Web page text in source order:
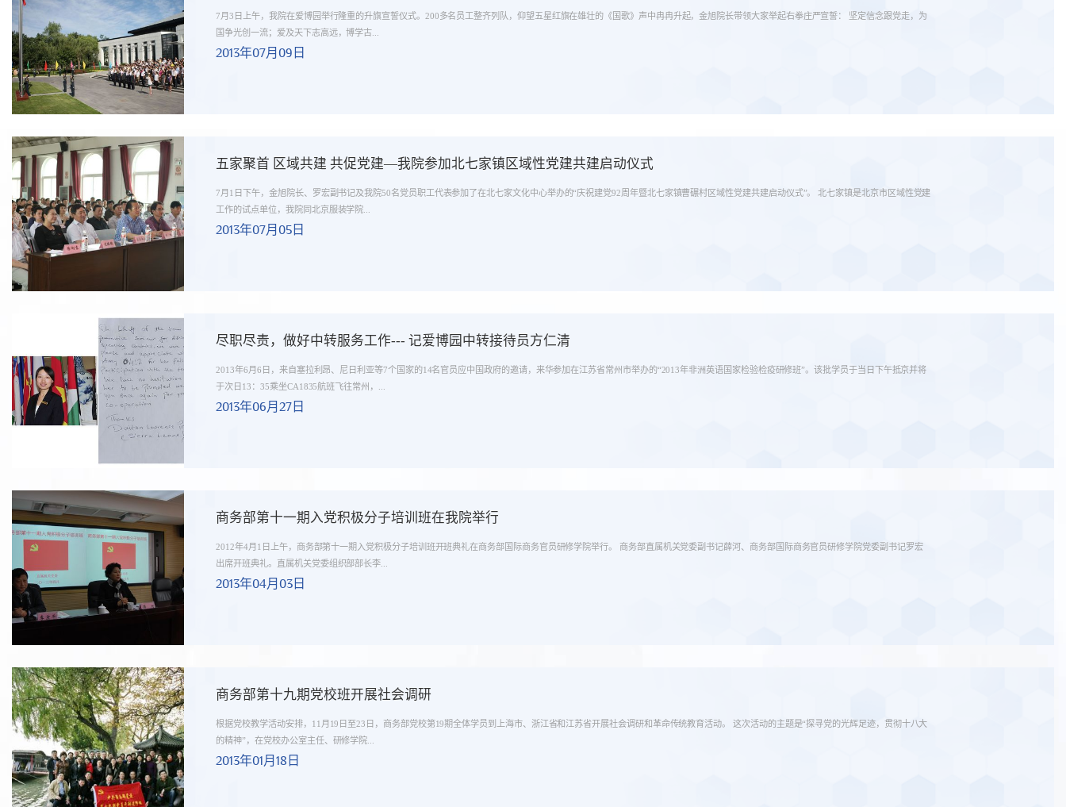
7月3日上午，我院在爱博园举行隆重的升旗宣誓仪式。200多名员工整齐列队，仰望五星红旗在雄壮的《国歌》声中冉冉升起，金旭院长带领大家举起右拳庄严宣誓： 坚定信念跟党走，为
国争光创一流；爱及天下志高远，博学古...
2013年07月09日
五家聚首 区域共建 共促党建—我院参加北七家镇区域性党建共建启动仪式
7月1日下午，金旭院长、罗宏副书记及我院50名党员职工代表参加了在北七家文化中心举办的“庆祝建党92周年暨北七家镇曹碾村区域性党建共建启动仪式”。 北七家镇是北京市区域性党建
工作的试点单位，我院同北京服装学院...
2013年07月05日
尽职尽责，做好中转服务工作--- 记爱博园中转接待员方仁清
2013年6月6日，来自塞拉利昂、尼日利亚等7个国家的14名官员应中国政府的邀请，来华参加在江苏省常州市举办的“2013年非洲英语国家检验检疫研修班”。该批学员于当日下午抵京并将
于次日13：35乘坐CA1835航班飞往常州，...
2013年06月27日
商务部第十一期入党积极分子培训班在我院举行
2012年4月1日上午，商务部第十一期入党积极分子培训班开班典礼在商务部国际商务官员研修学院举行。 商务部直属机关党委副书记薛河、商务部国际商务官员研修学院党委副书记罗宏
出席开班典礼。直属机关党委组织部部长李...
2013年04月03日
商务部第十九期党校班开展社会调研
根据党校教学活动安排，11月19日至23日，商务部党校第19期全体学员到上海市、浙江省和江苏省开展社会调研和革命传统教育活动。 这次活动的主题是“探寻党的光辉足迹，贯彻十八大
的精神”，在党校办公室主任、研修学院...
2013年01月18日